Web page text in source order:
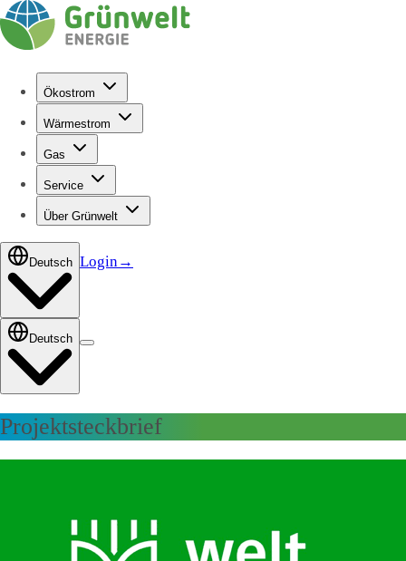
Ökostrom
Wärmestrom
Gas
Service
Über Grünwelt
Deutsch Login→
Deutsch
Projektsteckbrief